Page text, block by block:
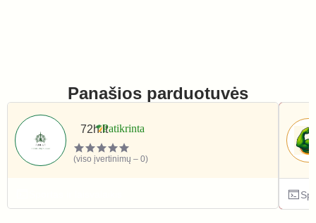
Panašios parduotuvės
72h.lt
(viso įvertinimų – 0)